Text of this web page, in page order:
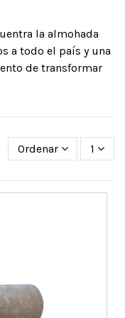
la almohada
a todo el país y una
de transformar
Ordenar 1